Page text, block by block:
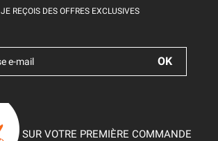
JE REÇOIS DES OFFRES EXCLUSIVES
SUR VOTRE PREMIÈRE COMMANDE